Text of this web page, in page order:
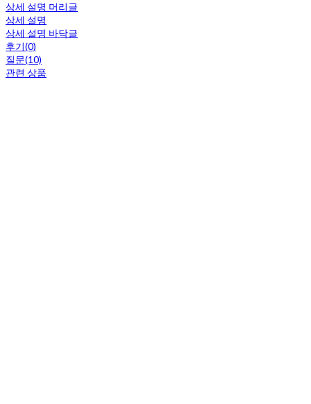
상세 설명 머리글
상세 설명
상세 설명 바닥글
후기(0)
질문(10)
관련 상품